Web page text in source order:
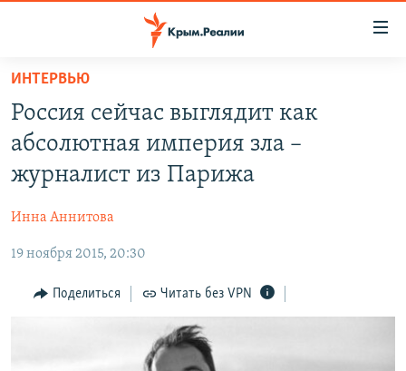
Вернуться
основному
содержанию
главной
Вернутся
поиску
СПЕЦПРОЕКТЫ
ЕЩЕ
ИНТЕРАКТИВ
ИНФОГРАФИКА
ТЕЛЕПРОЕКТ КРЫМ.РЕАЛИИ
СОВЕТЫ ПРАВОЗАЩИТНИКОВ
РАДІО СВОБОДА
КАК ОБОЙТИ БЛОКИРОВКУ
ИНТЕРВЬЮ
Россия сейчас выглядит как
абсолютная империя зла –
журналист из Парижа
Инна Аннитова
19 ноября 2015, 20:30
Поделиться Читать без VPN